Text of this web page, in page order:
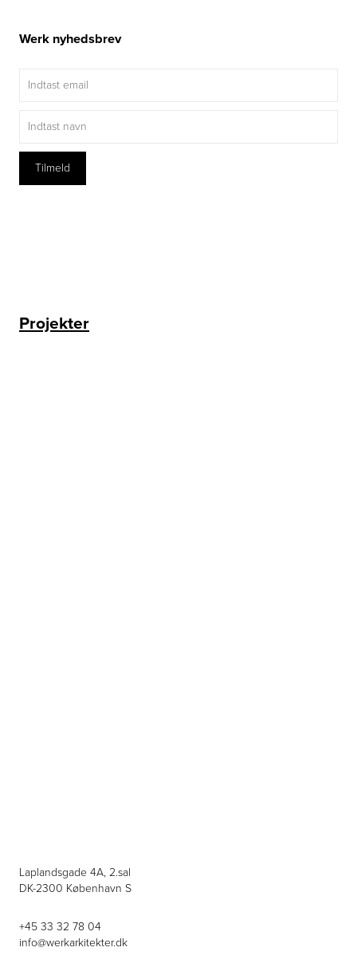
Werk nyhedsbrev
Projekter
Laplandsgade 4A, 2.sal
DK-2300 København S
+45 33 32 78 04
info@werkarkitekter.dk